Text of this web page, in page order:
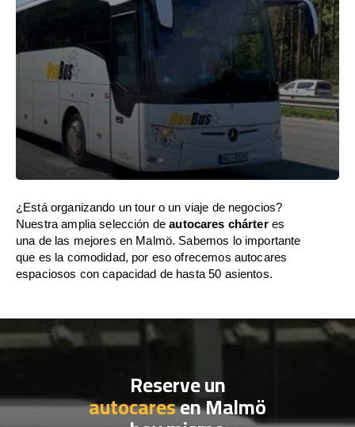
¿Está organizando un tour o un viaje de negocios?
Nuestra amplia selección deautocares chárteres
una de las mejores en Malmö. Sabemos lo importante
que es la comodidad, por eso ofrecemos autocares
espaciosos con capacidad de hasta 50 asientos.
Reserve un
autocaresen Malmö